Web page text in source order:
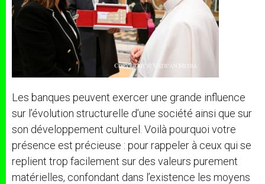
Les banques peuvent exercer une grande influence
sur l’évolution structurelle d’une société ainsi que sur
son développement culturel. Voilà pourquoi votre
présence est précieuse : pour rappeler à ceux qui se
replient trop facilement sur des valeurs purement
matérielles, confondant dans l’existence les moyens